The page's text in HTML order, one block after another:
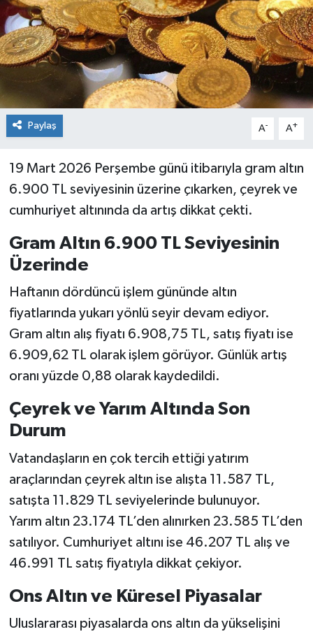
Paylaş A- A+
19 Mart 2026 Perşembe günü itibarıyla gram altın
6.900 TL seviyesinin üzerine çıkarken, çeyrek ve
cumhuriyet altınında da artış dikkat çekti.
Gram Altın 6.900 TL Seviyesinin
Üzerinde
Haftanın dördüncü işlem gününde altın
fiyatlarında yukarı yönlü seyir devam ediyor.
Gram altın alış fiyatı 6.908,75 TL, satış fiyatı ise
6.909,62 TL olarak işlem görüyor. Günlük artış
oranı yüzde 0,88 olarak kaydedildi.
Çeyrek ve Yarım Altında Son
Durum
Vatandaşların en çok tercih ettiği yatırım
araçlarından çeyrek altın ise alışta 11.587 TL,
satışta 11.829 TL seviyelerinde bulunuyor.
Yarım altın 23.174 TL’den alınırken 23.585 TL’den
satılıyor. Cumhuriyet altını ise 46.207 TL alış ve
46.991 TL satış fiyatıyla dikkat çekiyor.
Ons Altın ve Küresel Piyasalar
Uluslararası piyasalarda ons altın da yükselişini